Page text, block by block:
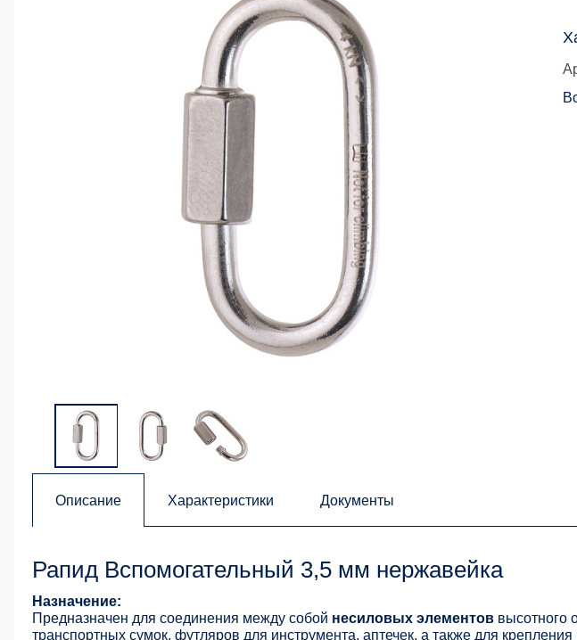
Описание Характеристики Документы
Рапид Вспомогательный 3,5 мм нержавейка
Назначение:
Предназначен для соединения между собой несиловых элементов высотного
транспортных сумок, футляров для инструмента, аптечек, а также для